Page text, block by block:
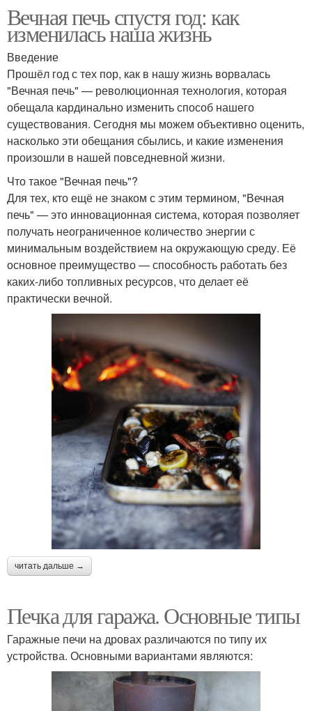
Вечная печь спустя год: как
изменилась наша жизнь
Введение
Прошёл год с тех пор, как в нашу жизнь ворвалась
"Вечная печь" — революционная технология, которая
обещала кардинально изменить способ нашего
существования. Сегодня мы можем объективно оценить,
насколько эти обещания сбылись, и какие изменения
произошли в нашей повседневной жизни.
Что такое "Вечная печь"?
Для тех, кто ещё не знаком с этим термином, "Вечная
печь" — это инновационная система, которая позволяет
получать неограниченное количество энергии с
минимальным воздействием на окружающую среду. Её
основное преимущество — способность работать без
каких-либо топливных ресурсов, что делает её
практически вечной.
читать дальше →
Печка для гаража. Основные типы
Гаражные печи на дровах различаются по типу их
устройства. Основными вариантами являются: